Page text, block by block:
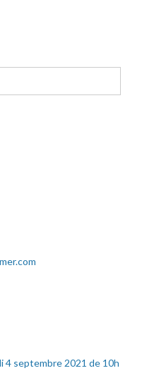
4 septembre 2021 de 10h